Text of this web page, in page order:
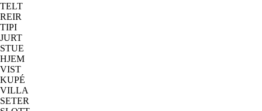
TELT
REIR
TIPI
JURT
STUE
HJEM
VIST
KUPÉ
VILLA
SETER